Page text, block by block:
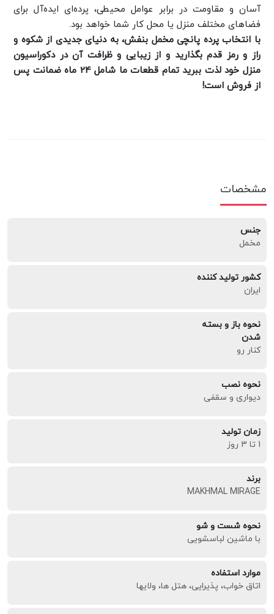
آسان و مقاومت در برابر عوامل محیطی، پرده‌ای ایده‌آل برای
فضاهای مختلف منزل یا محل کار شما خواهد بود.
با انتخاب پرده پانچی مخمل بنفش، به دنیای جدیدی از شکوه و
راز و رمز قدم بگذارید و از زیبایی و ظرافت آن در دکوراسیون
منزل خود لذت ببرید تمام قطعات ما شامل 24 ماه ضمانت پس
از فروش است!
مشخصات
جنس
مخمل
کشور تولید کننده
ایران
نحوه باز و بسته
شدن
کنار رو
نحوه نصب
دیواری و سقفی
زمان تولید
1 تا 3 روز
برند
MAKHMAL MIRAGE
نحوه شست و شو
با ماشین لباسشویی
موارد استفاده
اتاق خواب، پذیرایی، هتل ها، ولایها